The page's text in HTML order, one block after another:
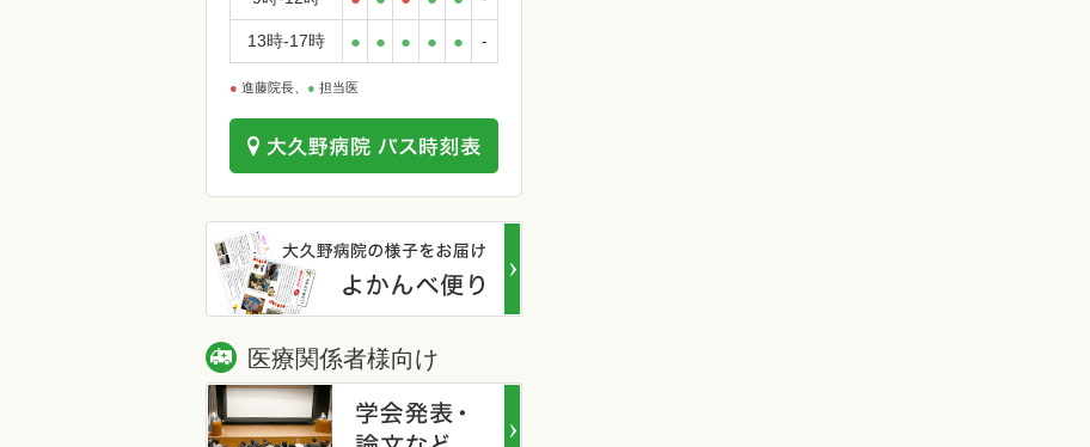
13時-17時 ● ● ● ● ● -
● 進藤院長、 ● 担当医
医療関係者様向け